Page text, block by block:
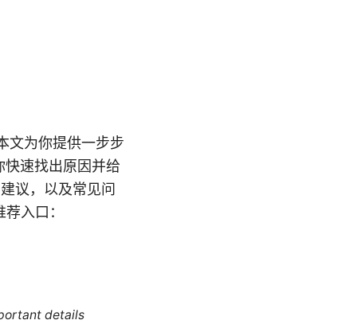
文为你提供一步步
速找出原因并给
议，以及常见问
入口：
details